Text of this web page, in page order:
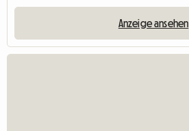
Anzeige ansehen